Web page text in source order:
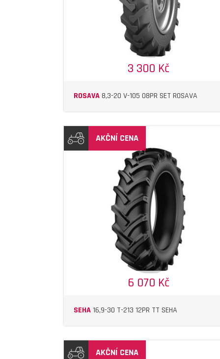
3 300 Kč
ROSAVA8,3-20 V-105 08PR SET ROSAVA
AKČNÍ CENA
6 070 Kč
SEHA16,9-30 T-213 12PR TT SEHA
DETAIL
AKČNÍ CENA